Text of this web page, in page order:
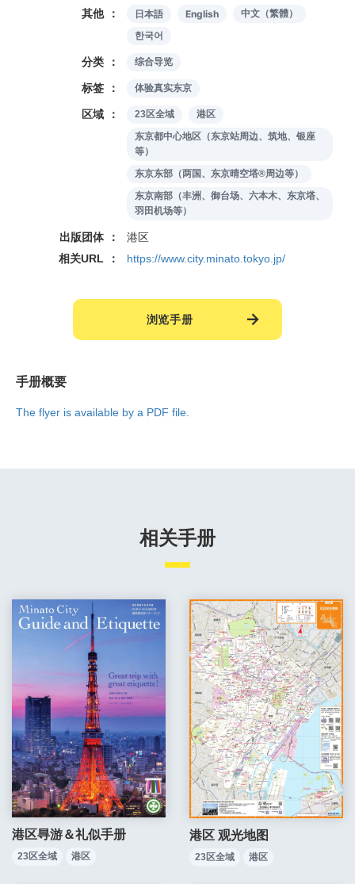
其他
日本語 English
中文（繁體）
한국어
分类 综合导览
标签 体验真实东京
区域 23区全域
港区
东京都中心地区（东京站周边、筑地、银座
等）
东京东部（两国、东京晴空塔®周边等）
东京南部（丰洲、御台场、六本木、东京塔、
羽田机场等）
出版团体
港区
相关URL
https://www.city.minato.tokyo.jp/
浏览手册
手册概要
The flyer is available by a PDF file.
相关手册
港区㝵游＆礼似手册
23区全域 港区
港区 观光地图
23区全域 港区